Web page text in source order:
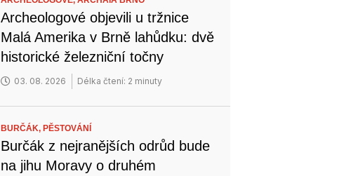
Archeologové objevili u tržnice
Malá Amerika v Brně lahůdku: dvě
historické železniční točny
03. 08. 2026 Délka čtení: 2 minuty
BURČÁK,PĚSTOVÁNÍ
Burčák z nejranějších odrůd bude
na jihu Moravy o druhém